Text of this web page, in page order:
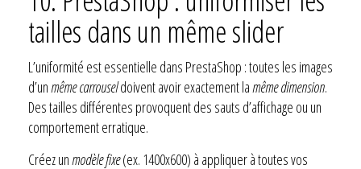
tailles dans un même slider
L’uniformité est essentielle dans PrestaShop : toutes les images
d’un même carrouseldoivent avoir exactement la même dimension.
Des tailles différentes provoquent des sauts d’affichage ou un
comportement erratique.
Créez un modèle fixe(ex. 1400x600) à appliquer à toutes vos